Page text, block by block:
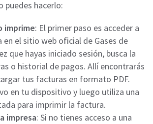
puedes hacerlo:
imprime: El primer paso es acceder a
en el sitio web oficial de Gases de
que hayas iniciado sesión, busca la
o historial de pagos. Allí encontrarás
tus facturas en formato PDF.
en tu dispositivo y luego utiliza una
para imprimir la factura.
impresa: Si no tienes acceso a una